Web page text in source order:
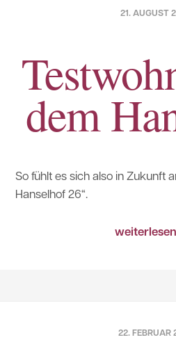
21. AUGUST
dem
So fühlt es sich also in Zukunft
Hanselhof 26“.
weiterlesen
22. FEBRUAR